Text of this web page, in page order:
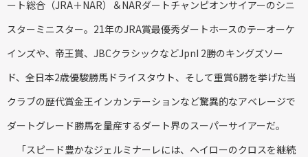
ート総合（JRA＋NAR）＆NARダートチャンピオンサイアーのシニ
スターミニスター。21年のJRA賞最優秀ダートホースのテーオーケ
インズや、帝王賞、JBCクラシックなどJpnI 2勝のキングズソー
ド、全日本2歳優駿勝馬ドライスタウト、そして重賞6勝を挙げた当
クラブの歴代賞金王インカンテーションなど驚異的なアベレージで
ダートグレード勝馬を量産するダート界のスーパーサイアーだ。
「スピード豊かなジェルミナーレには、ヘイローのクロスを継続